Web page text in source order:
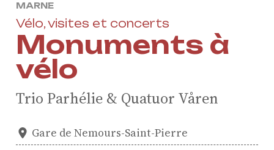
MARNE
Vélo, visites et concerts
Monuments à
vélo
Trio Parhélie & Quatuor Våren
Gare de Nemours-Saint-Pierre